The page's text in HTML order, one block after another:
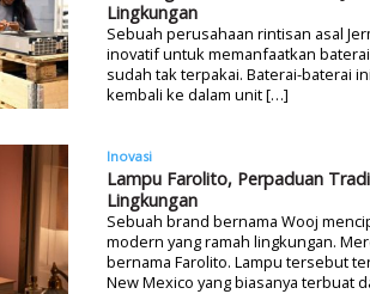
Lingkungan
Sebuah perusahaan rintisan asal
inovatif untuk memanfaatkan
sudah tak terpakai. Baterai-baterai
kembali ke dalam unit […]
Inovasi
Lampu Farolito, Perpaduan
Lingkungan
Sebuah brand bernama Wooj
modern yang ramah lingkungan.
bernama Farolito. Lampu tersebut
New Mexico yang biasanya terbuat